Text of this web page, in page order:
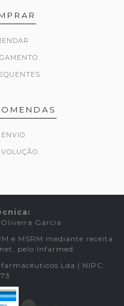
Garcia
e MSRM mediante receita
pelo Infarmed.
Lda | NIPC: